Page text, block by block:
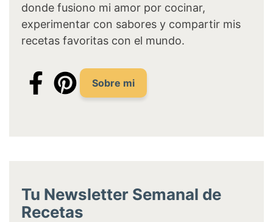
donde fusiono mi amor por cocinar,
experimentar con sabores y compartir mis
recetas favoritas con el mundo.
Sobre mi
Tu Newsletter Semanal de
Recetas